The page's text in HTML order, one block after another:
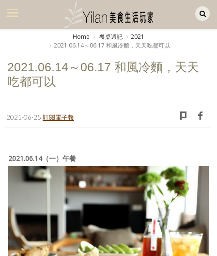
美食集
廚房集
旅遊集
日記簿
照相簿
影音區
Home 餐桌週記
2021
2021.06.14～06.17 和風冷麵，天天吃都可以
2021.06.14～06.17 和風冷麵，天天
吃都可以
2021-06-25 訂閱電子報
2021.06.14（一）午餐